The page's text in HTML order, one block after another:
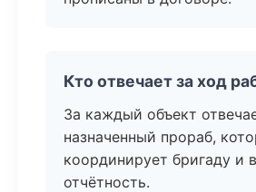
Кто отвечает за ход
За каждый объект
назначенный прораб,
координирует бригаду и
отчётность.